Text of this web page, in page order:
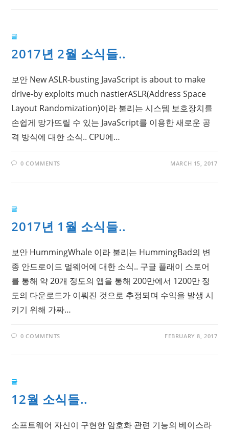
글
2017년 2월 소식들..
보안 New ASLR-busting JavaScript is about to make
drive-by exploits much nastierASLR(Address Space
Layout Randomization)이라 불리는 시스템 보호장치를
손쉽게 망가뜨릴 수 있는 JavaScript를 이용한 새로운 공
격 방식에 대한 소식.. CPU에…
0 COMMENTS MARCH 15, 2017
글
2017년 1월 소식들..
보안 HummingWhale 이라 불리는 HummingBad의 변
종 안드로이드 멀웨어에 대한 소식.. 구글 플래이 스토어
를 통해 약 20개 정도의 앱을 통해 200만에서 1200만 정
도의 다운로드가 이뤄진 것으로 추정되며 수익을 발생 시
키기 위해 가짜…
0 COMMENTS FEBRUARY 8, 2017
글
12월 소식들..
소프트웨어 자신이 구현한 암호화 관련 기능의 베이스라